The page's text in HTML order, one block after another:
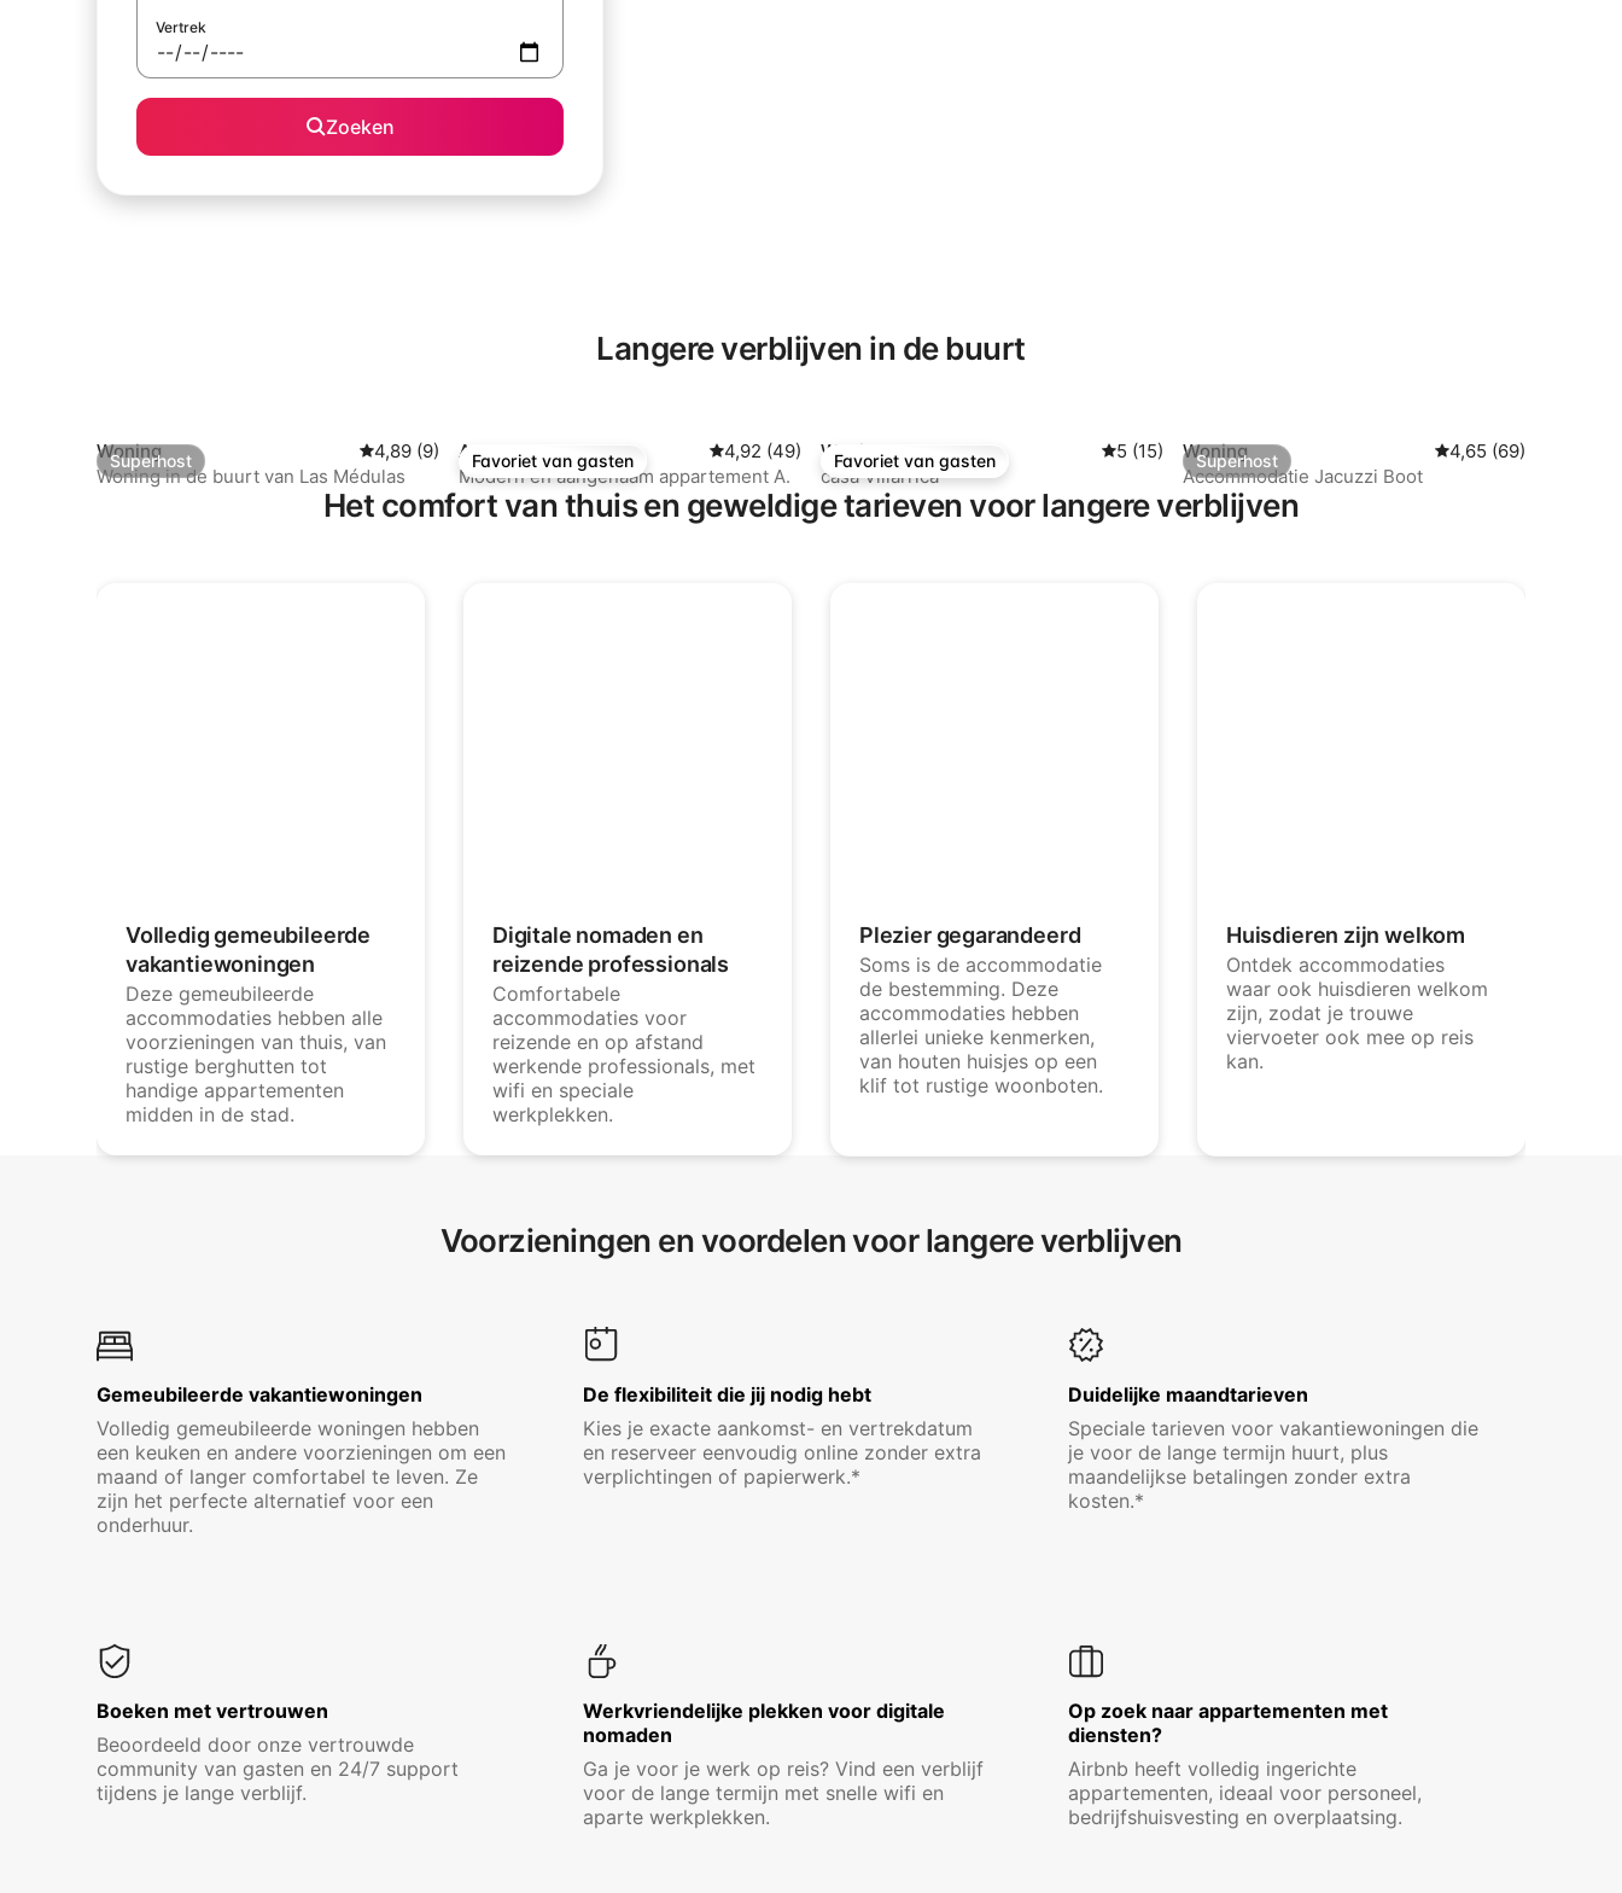
Vertrek
Zoeken
Langere verblijven in de buurt
Superhost
Superhost
Woning Gemiddelde beoordeling van 4,89 op 5, 9 recensies
4,89 (9)
Woning in de buurt van Las Médulas
Favoriet van gasten
Favoriet van gasten
Appartement Gemiddelde beoordeling van 4,92 op 5, 49 recensies
4,92 (49)
Modern en aangenaam appartement A.
Favoriet van gasten
Favoriet van gasten
Woning Gemiddelde beoordeling van 5 op 5, 15 recensies
5 (15)
casa Villarrica
Superhost
Superhost
Woning Gemiddelde
4,65 (69)
Accommodatie Jacuzzi Boot
Het comfort van thuis en geweldige tarieven voor langere verblijven
Volledig gemeubileerde
vakantiewoningen
Deze gemeubileerde
accommodaties hebben alle
voorzieningen van thuis, van
rustige berghutten tot
handige appartementen
midden in de stad.
Digitale nomaden en
reizende professionals
Comfortabele
accommodaties voor
reizende en op afstand
werkende professionals, met
wifi en speciale
werkplekken.
Plezier gegarandeerd
Soms is de accommodatie
de bestemming. Deze
accommodaties hebben
allerlei unieke kenmerken,
van houten huisjes op een
klif tot rustige woonboten.
Huisdieren zijn welkom
Ontdek accommodaties
waar ook huisdieren welkom
zijn, zodat je trouwe
viervoeter ook mee op reis
kan.
Voorzieningen en voordelen voor langere verblijven
Gemeubileerde vakantiewoningen
Volledig gemeubileerde woningen hebben
een keuken en andere voorzieningen om een
maand of langer comfortabel te leven. Ze
zijn het perfecte alternatief voor een
onderhuur.
De flexibiliteit die jij nodig hebt
Kies je exacte aankomst- en vertrekdatum
en reserveer eenvoudig online zonder extra
verplichtingen of papierwerk.*
Duidelijke maandtarieven
Speciale tarieven voor vakantiewoningen die
je voor de lange termijn huurt, plus
maandelijkse betalingen zonder extra
kosten.*
Boeken met vertrouwen
Beoordeeld door onze vertrouwde
community van gasten en 24/7 support
tijdens je lange verblijf.
Werkvriendelijke plekken voor digitale
nomaden
Ga je voor je werk op reis? Vind een verblijf
voor de lange termijn met snelle wifi en
aparte werkplekken.
Op zoek naar appartementen met
diensten?
Airbnb heeft volledig ingerichte
appartementen, ideaal voor personeel,
bedrijfshuisvesting en overplaatsing.